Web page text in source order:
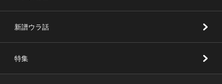
新譜ウラ話
特集